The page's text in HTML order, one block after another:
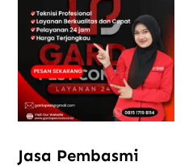
Jasa Pembasmi